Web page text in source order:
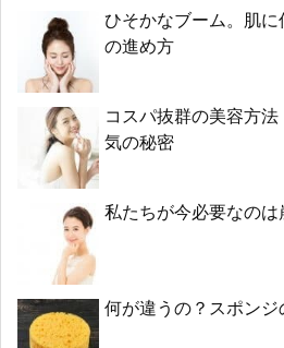
ひそかなブーム。肌に
の進め方
コスパ抜群の美容方
気の秘密
私たちが今必要なのは
何が違うの？スポンジ